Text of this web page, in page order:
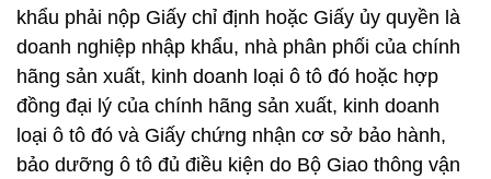
khẩu phải nộp Giấy chỉ định hoặc Giấy ủy quyền là
doanh nghiệp nhập khẩu, nhà phân phối của chính
hãng sản xuất, kinh doanh loại ô tô đó hoặc hợp
đồng đại lý của chính hãng sản xuất, kinh doanh
loại ô tô đó và Giấy chứng nhận cơ sở bảo hành,
bảo dưỡng ô tô đủ điều kiện do Bộ Giao thông vận